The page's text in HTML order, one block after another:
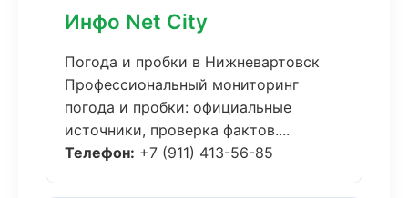
Инфо Net City
Погода и пробки в Нижневартовск
Профессиональный мониторинг
погода и пробки: официальные
источники, проверка фактов....
Телефон: +7 (911) 413-56-85